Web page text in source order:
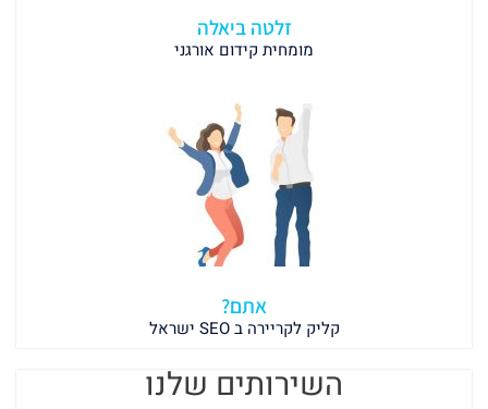
זלטה ביאלה
מומחית קידום אורגני
אתם?
קליק לקריירה ב SEO ישראל
השירותים שלנו